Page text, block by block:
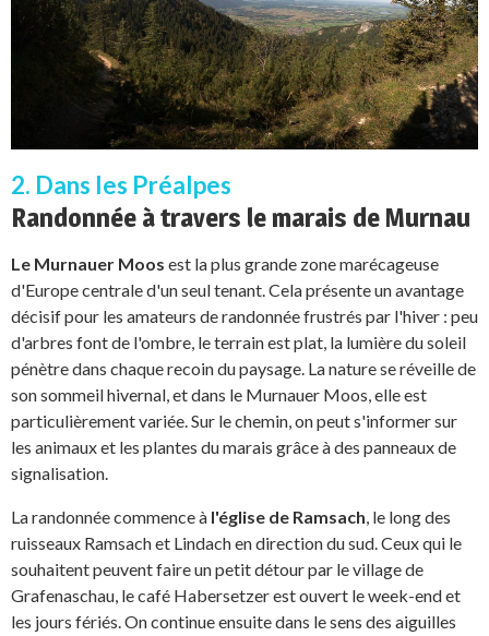
2. Dans les Préalpes
Randonnée à travers le marais de Murnau
Le Murnauer Moos est la plus grande zone marécageuse
d'Europe centrale d'un seul tenant. Cela présente un avantage
décisif pour les amateurs de randonnée frustrés par l'hiver : peu
d'arbres font de l'ombre, le terrain est plat, la lumière du soleil
pénètre dans chaque recoin du paysage. La nature se réveille de
son sommeil hivernal, et dans le Murnauer Moos, elle est
particulièrement variée. Sur le chemin, on peut s'informer sur
les animaux et les plantes du marais grâce à des panneaux de
signalisation.
La randonnée commence à l'église de Ramsach, le long des
ruisseaux Ramsach et Lindach en direction du sud. Ceux qui le
souhaitent peuvent faire un petit détour par le village de
Grafenaschau, le café Habersetzer est ouvert le week-end et
les jours fériés. On continue ensuite dans le sens des aiguilles